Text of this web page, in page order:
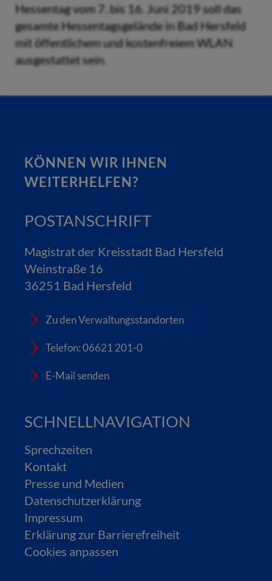
Hessentag vom 7. bis 16. Juni 2019 soll das
gesamte Hessentagsgelände in Bad Hersfeld
mit öffentlichem und kostenfreiem WLAN
ausgestattet sein.
KÖNNEN WIR IHNEN
WEITERHELFEN?
POSTANSCHRIFT
Magistrat der Kreisstadt Bad Hersfeld
Weinstraße 16
36251 Bad Hersfeld
Zu den Verwaltungsstandorten
Telefon: 06621 201-0
E-Mail senden
SCHNELLNAVIGATION
Sprechzeiten
Kontakt
Presse und Medien
Datenschutzerklärung
Impressum
Erklärung zur Barrierefreiheit
Cookies anpassen